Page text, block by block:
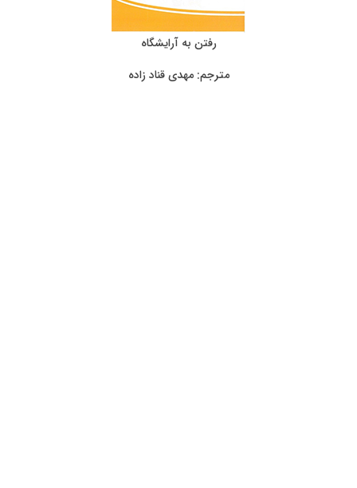
رفتن به آرایشگاه
مترجم: مهدی قناد زاده